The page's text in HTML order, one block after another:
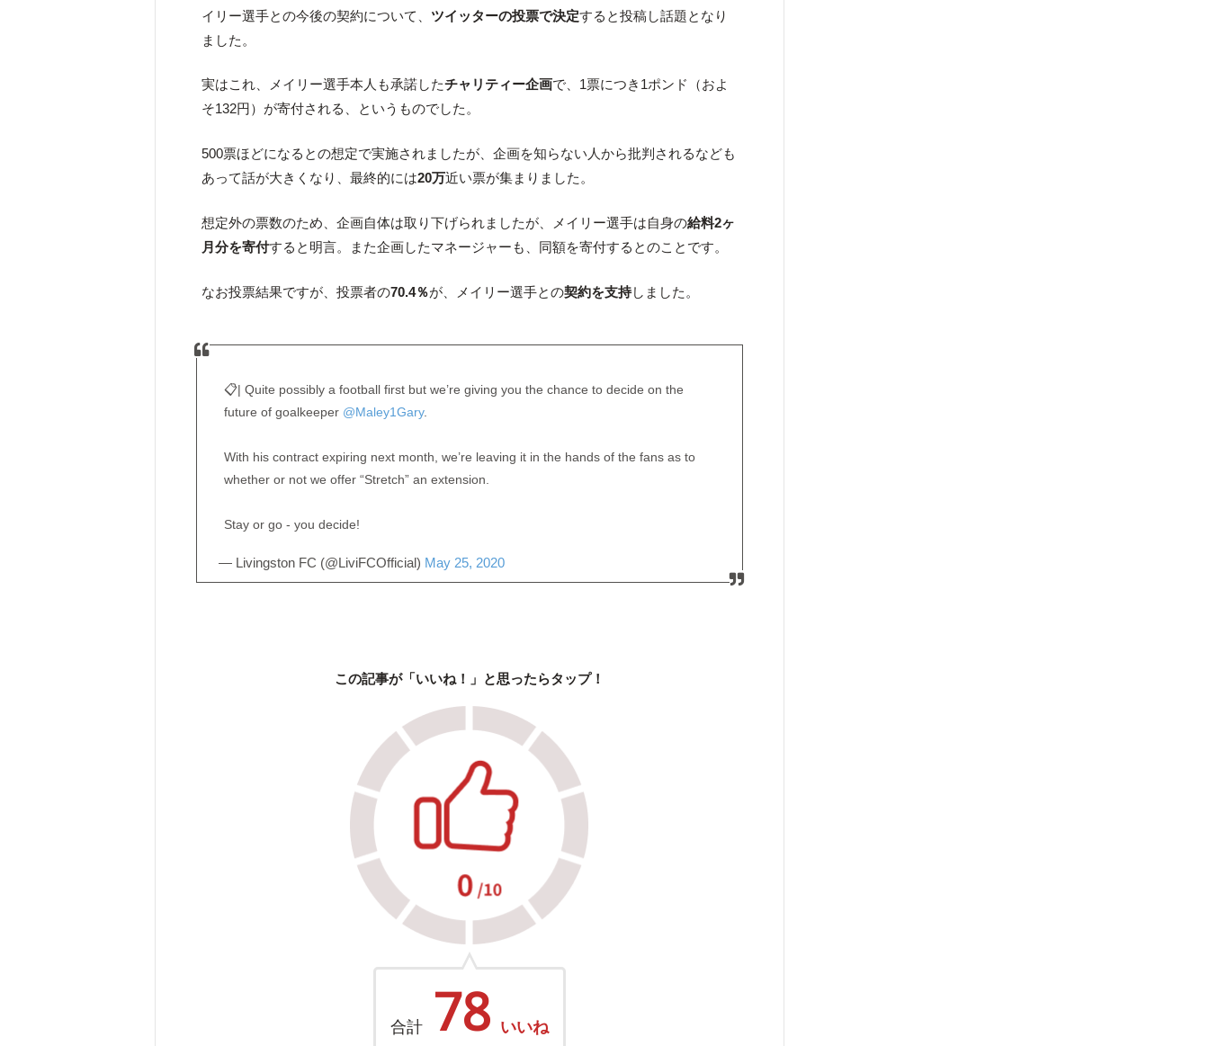
イリー選手との今後の契約について、 ツイッターの投票で決定すると投稿し話題となり
ました。
実はこれ、メイリー選手本人も承諾したチャリティー企画で、1票につき1ポンド（およ
そ132円）が寄付される、というものでした。
500票ほどになるとの想定で実施されましたが、企画を知らない人から批判されるなども
あって話が大きくなり、最終的には20万近い票が集まりました。
想定外の票数のため、企画自体は取り下げられましたが、メイリー選手は自身の給料2ヶ
月分を寄付すると明言。また企画したマネージャーも、同額を寄付するとのことです。
なお投票結果ですが、投票者の70.4％が、メイリー選手との契約を支持しました。
📋| Quite possibly a football first but we’re giving you the chance to decide on the
future of goalkeeper @Maley1Gary.
With his contract expiring next month, we’re leaving it in the hands of the fans as to
whether or not we offer “Stretch” an extension.
Stay or go - you decide!
— Livingston FC (@LiviFCOfficial) May 25, 2020
この記事が「いいね！」と思ったらタップ！
合計 78 いいね